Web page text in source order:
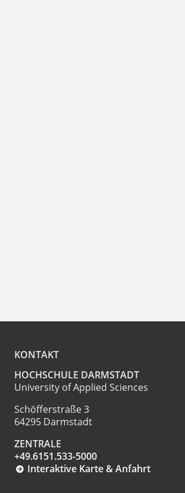
KONTAKT
HOCHSCHULE DARMSTADT
University of Applied Sciences
Schöfferstraße 3
64295 Darmstadt
ZENTRALE
+49.6151.533-5000
Interaktive Karte & Anfahrt